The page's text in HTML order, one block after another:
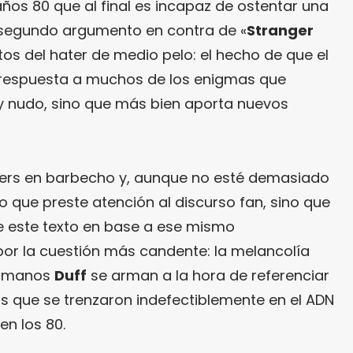
80 que al final es incapaz de ostentar una
argumento en contra de «Stranger
del hater de medio pelo: el hecho de que el
a muchos de los enigmas que
sino que más bien aporta nuevos
en barbecho y, aunque no esté demasiado
que preste atención al discurso fan, sino que
texto en base a ese mismo
la cuestión más candente: la melancolía
Duff se arman a la hora de referenciar
que se trenzaron indefectiblemente en el ADN
los 80.